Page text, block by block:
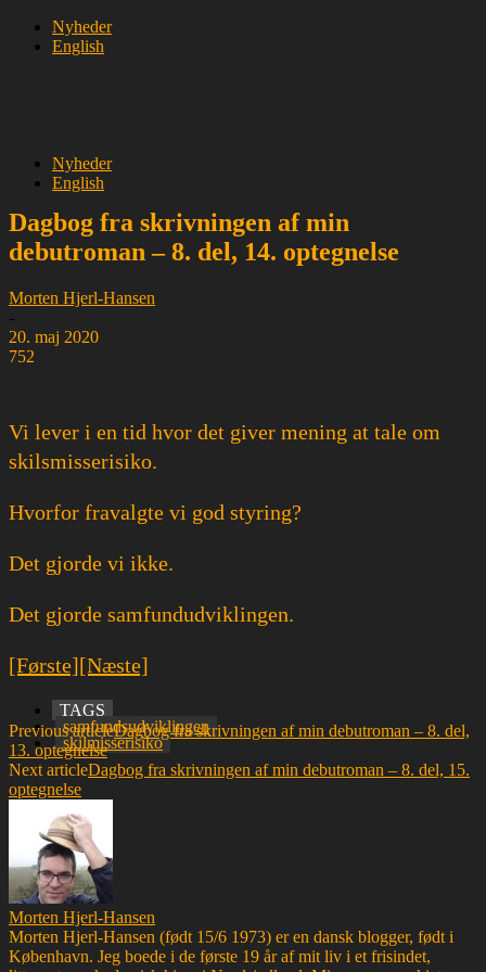
Nyheder
English
Nyheder
English
Dagbog fra skrivningen af min
debutroman – 8. del, 14. optegnelse
Morten Hjerl-Hansen
-
20. maj 2020
752
Vi lever i en tid hvor det giver mening at tale om
skilsmisserisiko.
Hvorfor fravalgte vi god styring?
Det gjorde vi ikke.
Det gjorde samfundudviklingen.
[Første][Næste]
TAGS
samfundsudviklingen
skilmisserisiko
Previous articleDagbog fra skrivningen af min debutroman – 8. del,
13. optegnelse
Next articleDagbog fra skrivningen af min debutroman – 8. del, 15.
optegnelse
Morten Hjerl-Hansen
Morten Hjerl-Hansen (født 15/6 1973) er en dansk blogger, født i
København. Jeg boede i de første 19 år af mit liv i et frisindet,